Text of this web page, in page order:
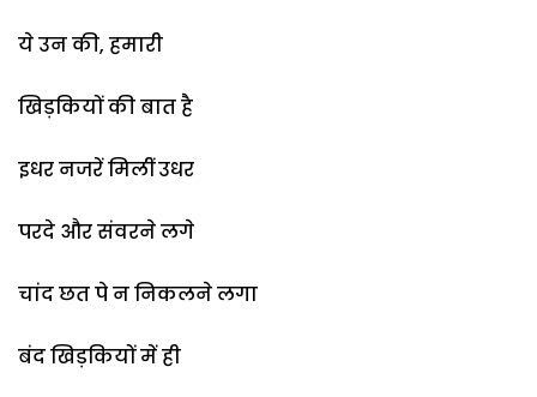
ये उन की, हमारी
खिड़कियों की बात है
इधर नजरें मिलीं उधर
परदे और संवरने लगे
चांद छत पे न निकलने लगा
बंद खिड़कियों में ही